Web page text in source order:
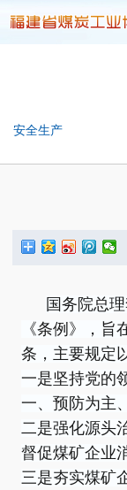
安全生产
国务院总
《条例》，
条，主要规定
一是坚持党的
一、预防为主
二是强化源头
督促煤矿企业
三是夯实煤矿